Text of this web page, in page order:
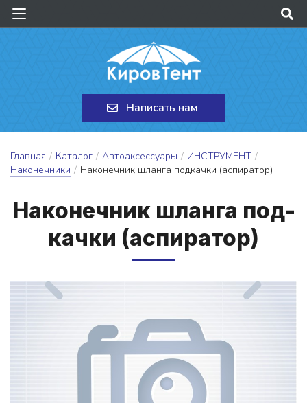
Написать нам
Главная / Каталог / Автоаксессуары / ИНСТРУМЕНТ /
Наконечники / Наконечник шланга подкачки (аспиратор)
На­ко­неч­ник шлан­га под­
качки (ас­пи­ра­тор)